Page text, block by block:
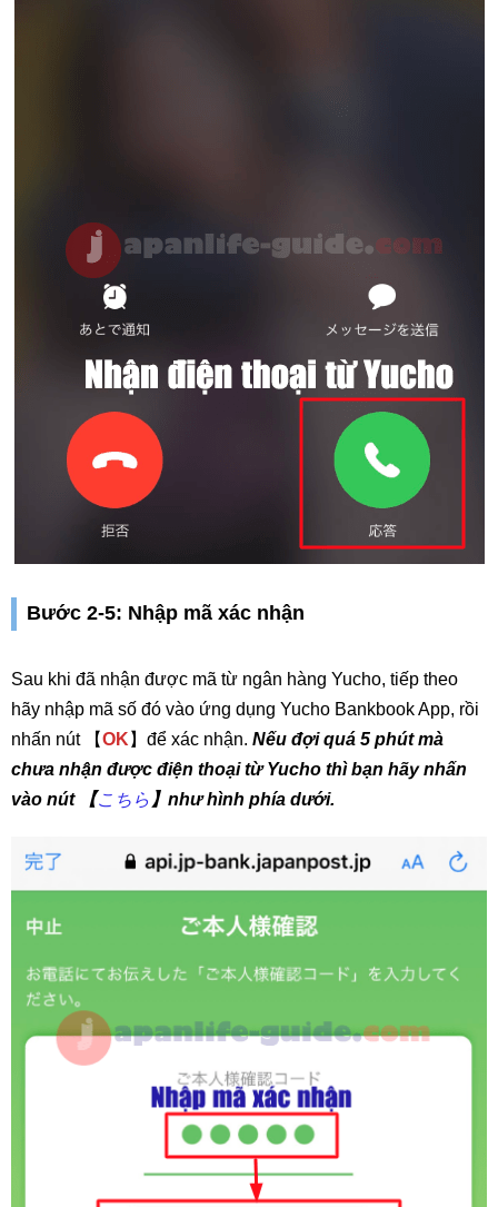
Bước 2-5: Nhập mã xác nhận
Sau khi đã nhận được mã từ ngân hàng Yucho, tiếp theo
hãy nhập mã số đó vào ứng dụng Yucho Bankbook App, rồi
nhấn nút 【OK 】để xác nhận. Nếu đợi quá 5 phút mà
chưa nhận được điện thoại từ Yucho thì bạn hãy nhấn
vào nút 【こちら 】như hình phía dưới.